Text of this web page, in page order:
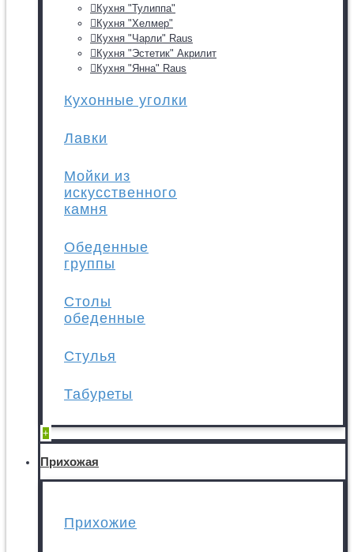
Кухня "Тулиппа"
Кухня "Хелмер"
Кухня "Чарли" Raus
Кухня "Эстетик" Акрилит
Кухня "Янна" Raus
Кухонные уголки
Лавки
Мойки из
искусственного
камня
Обеденные
группы
Столы
обеденные
Стулья
Табуреты
+
Прихожая
Прихожие